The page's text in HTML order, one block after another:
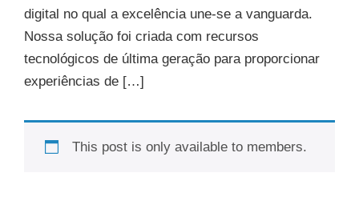
digital no qual a excelência une-se a vanguarda.
Nossa solução foi criada com recursos
tecnológicos de última geração para proporcionar
experiências de […]
This post is only available to members.